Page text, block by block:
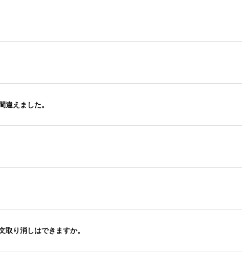
違えました。
取り消しはできますか。